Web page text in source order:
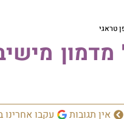
טראגי
אין תגובות עקבו אחרינו